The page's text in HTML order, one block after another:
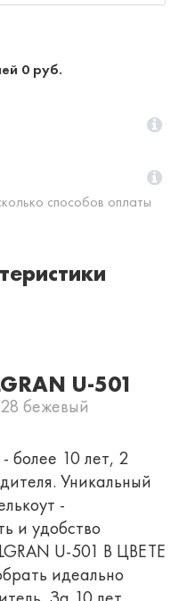
0 руб.
способов оплаты
U-501
бежевый
более 10 лет, 2
Уникальный
-
и удобство
U-501 В ЦВЕТЕ
идеально